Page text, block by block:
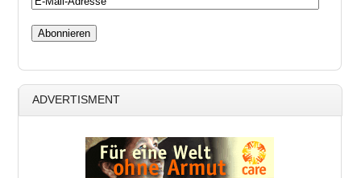
ADVERTISMENT